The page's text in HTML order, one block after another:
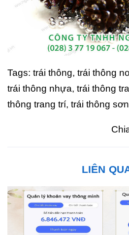
Tags: trái thông, trái thông
trái thông nhựa, trái thông
thông trang trí, trái thông
LIÊN